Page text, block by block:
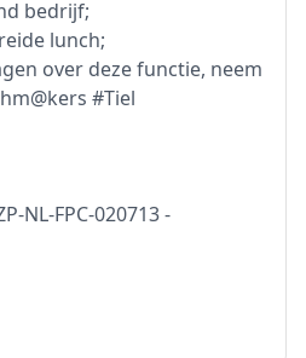
bedrijf;
lunch;
over deze functie, neem
#Tiel
NL-FPC-020713 -